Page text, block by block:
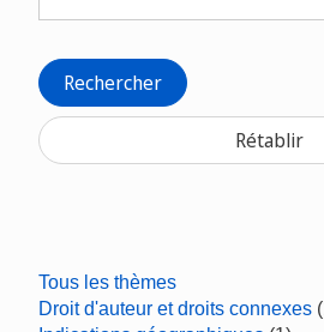
Rechercher
Rétablir
Tous les thèmes
Droit d'auteur et droits connexes